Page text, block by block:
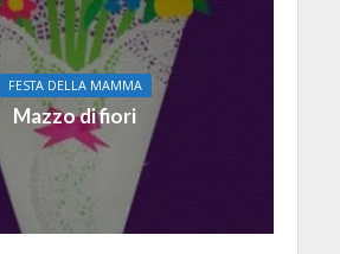
FESTA DELLA MAMMA
Mazzo di fiori